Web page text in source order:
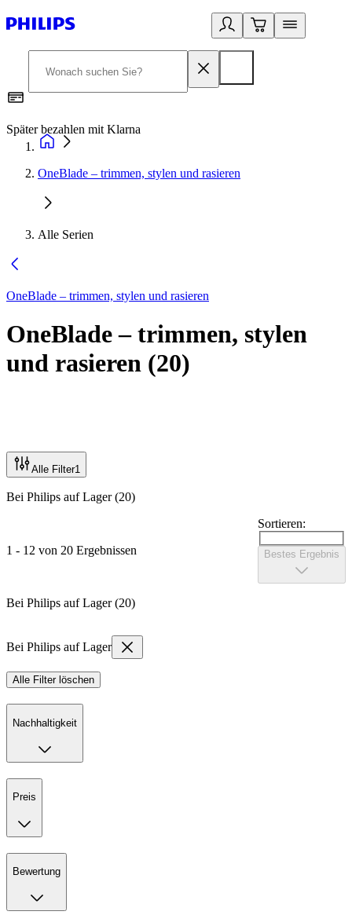
Später bezahlen mit Klarna
OneBlade – trimmen, stylen und rasieren
Alle Serien
OneBlade – trimmen, stylen und rasieren
OneBlade – trimmen, stylen
und rasieren (20)
Alle Filter1
Bei Philips auf Lager (20)
1 - 12 von 20 Ergebnissen
Sortieren:
Bestes Ergebnis
Bei Philips auf Lager (20)
Bei Philips auf Lager
Alle Filter löschen
Nachhaltigkeit
Preis
Bewertung